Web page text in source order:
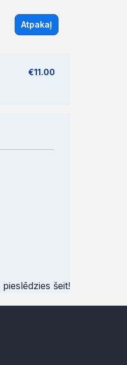
Atpakaļ
€11.00
pieslēdzies šeit!